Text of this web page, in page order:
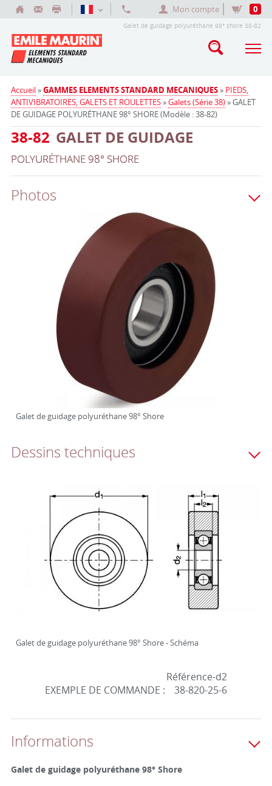
Mon compte 0
Galet de guidage polyuréthane 98° shore 38-82
Accueil»GAMMES ELEMENTS STANDARD MECANIQUES» PIEDS,
ANTIVIBRATOIRES, GALETS ET ROULETTES»Galets (Série 38)» GALET
DE GUIDAGE POLYURÉTHANE 98° SHORE (Modèle : 38-82)
38-82 GALET DE GUIDAGE
POLYURÉTHANE 98° SHORE
Photos
Galet de guidage polyuréthane 98° Shore
Dessins techniques
Galet de guidage polyuréthane 98° Shore - Schéma
EXEMPLE DE COMMANDE :
Référence-d2
38-820-25-6
Informations
Galet de guidage polyuréthane 98° Shore